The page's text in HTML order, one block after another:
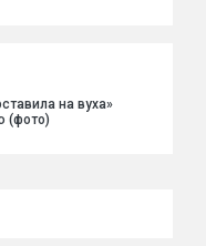
на вуха»
(фото)